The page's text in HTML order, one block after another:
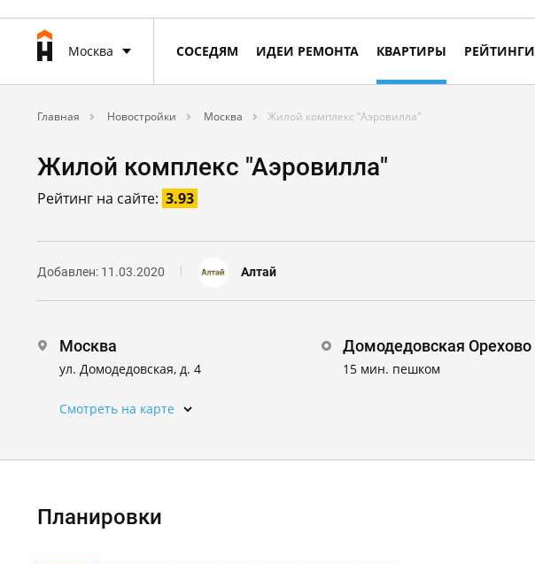
Москва СОСЕДЯМ ИДЕИ РЕМОНТА КВАРТИРЫ РЕЙТИНГИ
Главная Новостройки Москва Жилой комплекс "Аэровилла"
Жилой комплекс "Аэровилла"
Рейтинг на сайте: 3.93
Добавлен: 11.03.2020 Алтай
Москва
ул. Домодедовская, д. 4
Домодедовская Орехово
15 мин. пешком
Смотреть на карте
Планировки